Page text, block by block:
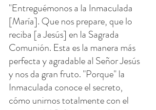
"Entreguémonos a la Inmaculada
[María]. Que nos prepare, que lo
reciba [a Jesús] en la Sagrada
Comunión. Esta es la manera más
perfecta y agradable al Señor Jesús
y nos da gran fruto. "Porque" la
Inmaculada conoce el secreto,
cómo unirnos totalmente con el